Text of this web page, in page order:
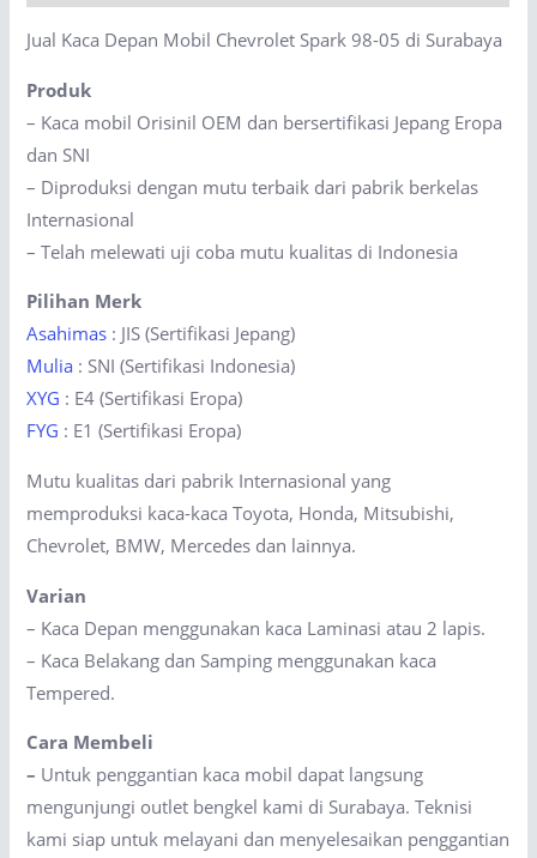
di
Surabaya
quantity
Jual Kaca Depan Mobil Chevrolet Spark 98-05 di Surabaya
Produk
– Kaca mobil Orisinil OEM dan bersertifikasi Jepang Eropa
dan SNI
– Diproduksi dengan mutu terbaik dari pabrik berkelas
Internasional
– Telah melewati uji coba mutu kualitas di Indonesia
Pilihan Merk
Asahimas : JIS (Sertifikasi Jepang)
Mulia : SNI (Sertifikasi Indonesia)
XYG : E4 (Sertifikasi Eropa)
FYG : E1 (Sertifikasi Eropa)
Mutu kualitas dari pabrik Internasional yang
memproduksi kaca-kaca Toyota, Honda, Mitsubishi,
Chevrolet, BMW, Mercedes dan lainnya.
Varian
– Kaca Depan menggunakan kaca Laminasi atau 2 lapis.
– Kaca Belakang dan Samping menggunakan kaca
Tempered.
Cara Membeli
– Untuk penggantian kaca mobil dapat langsung
mengunjungi outlet bengkel kami di Surabaya. Teknisi
kami siap untuk melayani dan menyelesaikan penggantian